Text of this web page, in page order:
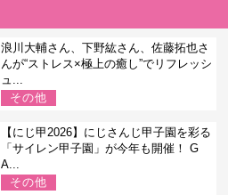
浪川大輔さん、下野紘さん、佐藤拓也さ
んが“ストレス×極上の癒し”でリフレッシ
ュ...
その他
【にじ甲2026】にじさんじ甲子園を彩る
「サイレン甲子園」が今年も開催！ G
A...
その他